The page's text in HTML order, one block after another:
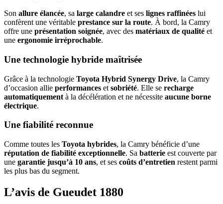
Son allure élancée, sa large calandre et ses lignes raffinées lui
confèrent une véritable prestance sur la route. À bord, la Camry
offre une présentation soignée, avec des matériaux de qualité et
une ergonomie irréprochable.
Une technologie hybride maîtrisée
Grâce à la technologie Toyota Hybrid Synergy Drive, la Camry
d’occasion allie performances et sobriété. Elle se recharge
automatiquement à la décélération et ne nécessite aucune borne
électrique.
Une fiabilité reconnue
Comme toutes les Toyota hybrides, la Camry bénéficie d’une
réputation de fiabilité exceptionnelle. Sa batterie est couverte par
une garantie jusqu’à 10 ans, et ses coûts d’entretien restent parmi
les plus bas du segment.
L’avis de Gueudet 1880